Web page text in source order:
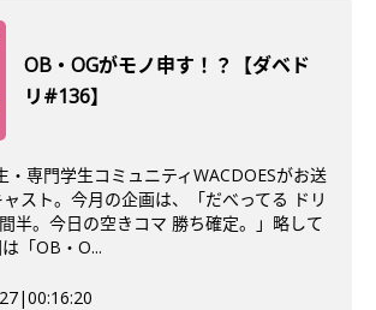
OB・OGがモノ申す！？【ダベド
リ#136】
・専門学生コミュニティWACDOESがお送
スト。今月の企画は、「だべってる ドリ
半。今日の空きコマ 勝ち確定。」略して
「OB・O...
|00:16:20